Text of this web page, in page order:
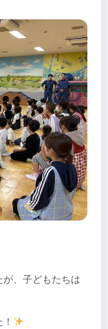
、子どもたちは